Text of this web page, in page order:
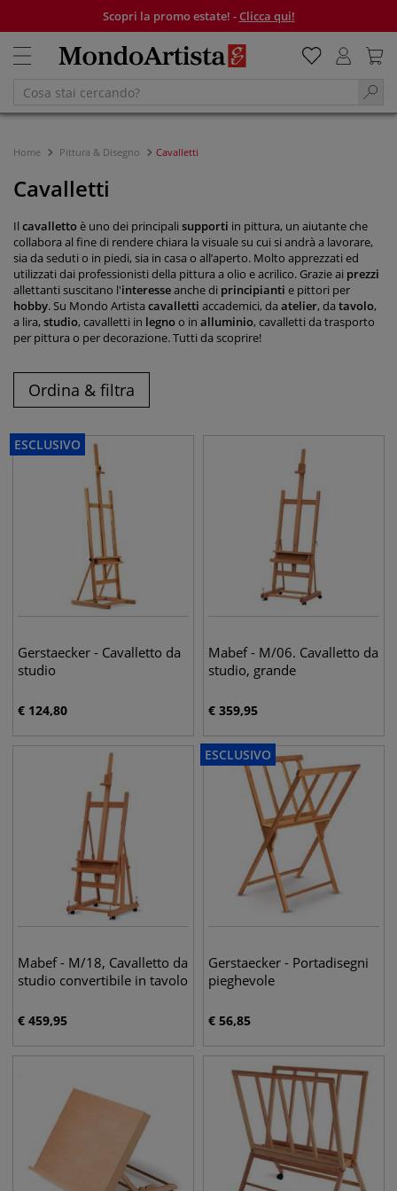
Scopri la promo estate! -Clicca qui!
Home Pittura & Disegno Cavalletti
Cavalletti
Il cavallettoè uno dei principali supporti in pittura, un aiutante che
collabora al fine di rendere chiara la visuale su cui si andrà a lavorare,
sia da seduti o in piedi, sia in casa o all’aperto. Molto apprezzati ed
utilizzati dai professionisti della pittura a olio e acrilico. Grazie ai prezzi
allettanti suscitano l'interesseanche di principianti e pittori per
hobby. Su Mondo Artista cavalletti accademici, da atelier, da tavolo,
a lira, studio, cavalletti in legnoo in alluminio, cavalletti da trasporto
per pittura o per decorazione. Tutti da scoprire!
Ordina & filtra
ESCLUSIVO
Gerstaecker - Cavalletto da
studio
€ 124,80
Mabef - M/06. Cavalletto da
studio, grande
€ 359,95
Mabef - M/18, Cavalletto da
studio convertibile in tavolo
€ 459,95
ESCLUSIVO
Gerstaecker - Portadisegni
pieghevole
€ 56,85